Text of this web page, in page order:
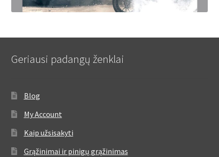
Geriausi padangų ženklai
Blog
My Account
Kaip užsisakyti
Grąžinimai ir pinigų grąžinimas